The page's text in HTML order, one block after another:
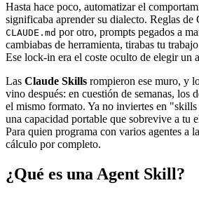
Hasta hace poco, automatizar el
significaba aprender su dialecto. Reglas de
CLAUDE.md por otro, prompts pegados a
cambiabas de herramienta, tirabas tu
Ese lock-in era el coste oculto de elegir un
Las Claude Skills rompieron ese muro, y
vino después: en cuestión de semanas, los
el mismo formato. Ya no inviertes en
una capacidad portable que sobrevive a tu
Para quien programa con varios agentes a
cálculo por completo.
¿Qué es una Agent Skill?